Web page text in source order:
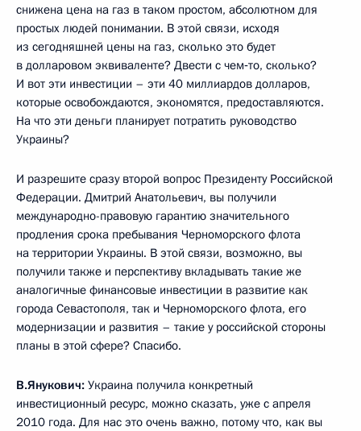
снижена цена на газ в таком простом, абсолютном для
простых людей понимании. В этой связи, исходя
из сегодняшней цены на газ, сколько это будет
в долларовом эквиваленте? Двести с чем‑то, сколько?
И вот эти инвестиции – эти 40 миллиардов долларов,
которые освобождаются, экономятся, предоставляются.
На что эти деньги планирует потратить руководство
Украины?
И разрешите сразу второй вопрос Президенту Российской
Федерации. Дмитрий Анатольевич, вы получили
международно-правовую гарантию значительного
продления срока пребывания Черноморского флота
на территории Украины. В этой связи, возможно, вы
получили также и перспективу вкладывать такие же
аналогичные финансовые инвестиции в развитие как
города Севастополя, так и Черноморского флота, его
модернизации и развития – такие у российской стороны
планы в этой сфере? Спасибо.
В.Янукович: Украина получила конкретный
инвестиционный ресурс, можно сказать, уже с апреля
2010 года. Для нас это очень важно, потому что, как вы